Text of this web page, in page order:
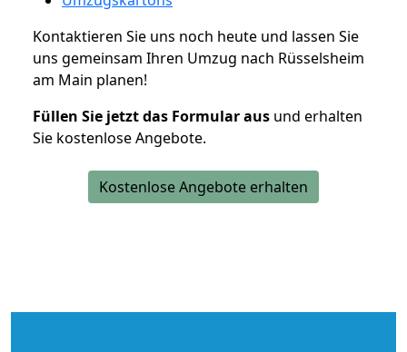
Kontaktieren Sie uns noch heute und lassen Sie
uns gemeinsam Ihren Umzug nach Rüsselsheim
am Main planen!
Füllen Sie jetzt das Formular aus und erhalten
Sie kostenlose Angebote.
Kostenlose Angebote erhalten